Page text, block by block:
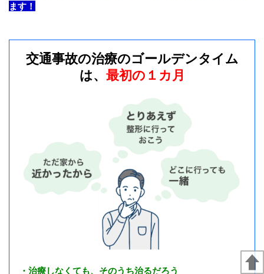
ます！
交通事故の治療のゴールデンタイム
は、 最初の１カ月
・治療しなくても、そのうち治るだろう